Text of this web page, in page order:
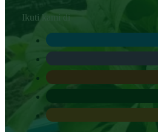
Ikuti kami di